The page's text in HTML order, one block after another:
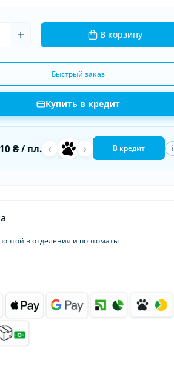
зарядные устройства
провода
В корзину
Быстрый заказ
Купить в кредит
₴/ пл. ‹ › В кредит i
в отделения и почтоматы